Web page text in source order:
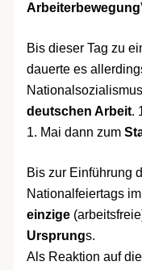
Arbeiterbewegung
Bis dieser Tag zu
dauerte es
deutschen Arbeit.
1. Mai dann zum
Bis zur Einführung
Nationalfeiertags
einzige
Ursprungs.
Als Reaktion auf